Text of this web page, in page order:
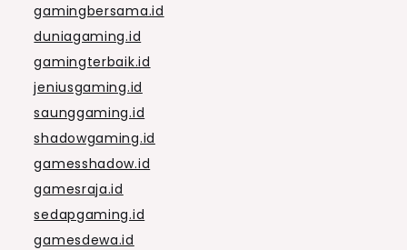
gamingbersama.id
duniagaming.id
gamingterbaik.id
jeniusgaming.id
saunggaming.id
shadowgaming.id
gamesshadow.id
gamesraja.id
sedapgaming.id
gamesdewa.id